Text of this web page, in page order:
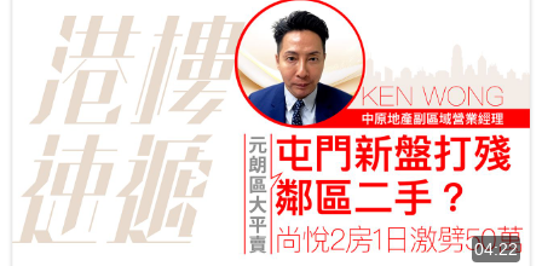
04:22